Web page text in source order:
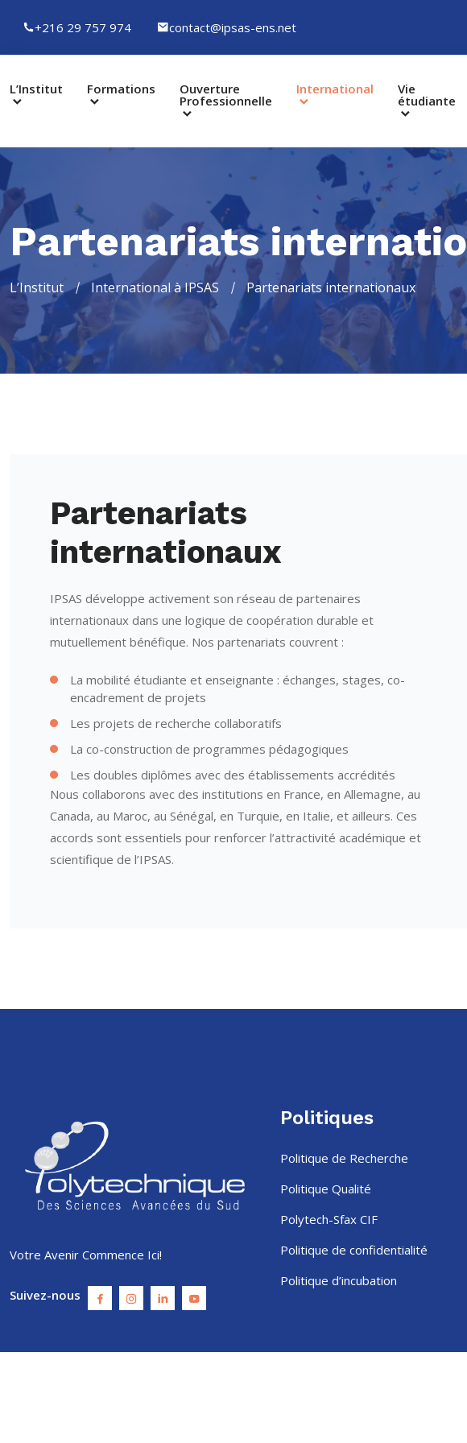
+216 29 757 974 contact@ipsas-ens.net
L’Institut Formations Ouverture
Professionnelle
International Vie
étudiante
Partenariats
L’Institut International à IPSAS Partenariats internationaux
Partenariats
internationaux
IPSAS développe activement son réseau de partenaires
internationaux dans une logique de coopération durable et
mutuellement bénéfique. Nos partenariats couvrent :
La mobilité étudiante et enseignante : échanges, stages, co-
encadrement de projets
Les projets de recherche collaboratifs
La co-construction de programmes pédagogiques
Les doubles diplômes avec des établissements accrédités
Nous collaborons avec des institutions en France, en Allemagne, au
Canada, au Maroc, au Sénégal, en Turquie, en Italie, et ailleurs. Ces
accords sont essentiels pour renforcer l’attractivité académique et
scientifique de l’IPSAS.
Votre Avenir Commence Ici!
Suivez-nous
Politiques
Politique de Recherche
Politique Qualité
Polytech-Sfax CIF
Politique de confidentialité
Politique d’incubation